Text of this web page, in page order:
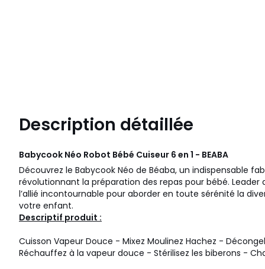
Description détaillée
Babycook Néo Robot Bébé Cuiseur 6 en 1 - BEABA
Découvrez le Babycook Néo de Béaba, un indispensable
révolutionnant la préparation des repas pour bébé. Leader
l’allié incontournable pour aborder en toute sérénité la
votre enfant.
Descriptif produit :
Cuisson Vapeur Douce - Mixez Moulinez Hachez -
Réchauffez à la vapeur douce - Stérilisez les biberons -